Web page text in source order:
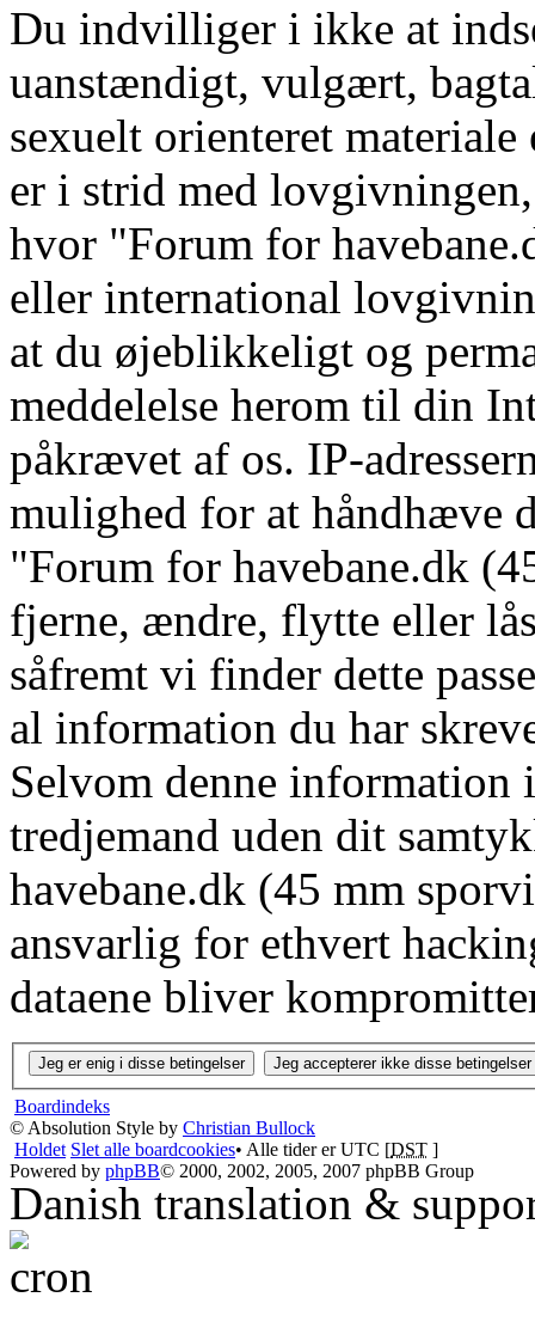
Du indvilliger i ikke at
uanstændigt, vulgært,
sexuelt orienteret
er i strid med
hvor "Forum for
eller international
at du øjeblikkeligt og
meddelelse herom til din
påkrævet af os. IP-
mulighed for at håndhæve
"Forum for havebane.dk
fjerne, ændre, flytte eller
såfremt vi finder dette
al information du har
Selvom denne
tredjemand uden dit
havebane.dk (45 mm
ansvarlig for ethvert
dataene bliver
Boardindeks
© Absolution Style by Christian Bullock
Holdet Slet alle boardcookies• Alle tider er UTC [DST ]
Powered by phpBB© 2000, 2002, 2005, 2007 phpBB Group
Danish translation &